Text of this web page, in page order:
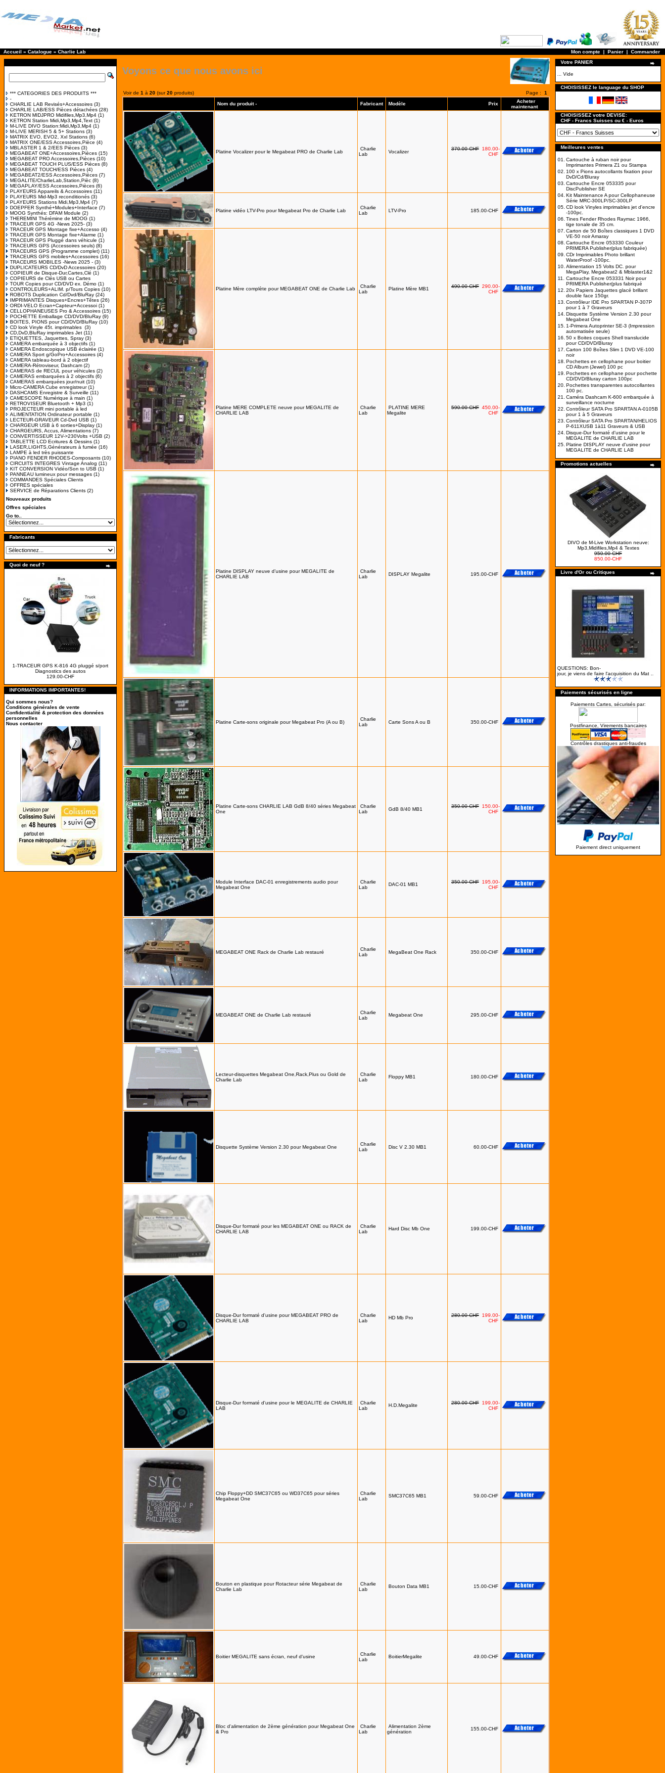
Accueil » Catalogue » Charlie Lab Mon compte | Panier | Commander
*** CATEGORIES DES PRODUITS ***
-
CHARLIE LAB Revisés+Accessoires (3)
CHARLIE LAB/ESS Pièces détachées (28)
KETRON MIDJPRO Midifiles,Mp3,Mp4 (1)
KETRON Station Midi,Mp3,Mp4,Text (1)
M-LIVE DIVO Station:Midi,Mp3,Mp4 (1)
M-LIVE MERISH 5 & 5+ Stations (3)
MATRIX EVO, EVO2, Xxl Stations (6)
MATRIX ONE/ESS Accessoires,Pièce (4)
MBLASTER 1 & 2/EES Pièces (3)
MEGABEAT ONE+Accessoires,Pièces (15)
MEGABEAT PRO Accessoires,Pièces (10)
MEGABEAT TOUCH PLUS/ESS Pièces (8)
MEGABEAT TOUCH/ESS Pièces (4)
MEGABEAT2/ESS Accessoires,Pièces (7)
MEGALITE/CharlieLab,Station,Pièc (8)
MEGAPLAY/ESS Accessoires,Pièces (6)
PLAYEURS Appareils & Accessoires (11)
PLAYEURS Mid-Mp3 reconditionés (3)
PLAYEURS Stations Midi,Mp3,Mp4 (7)
DOEPFER Synthé+Modules+Interface (7)
MOOG Synthés: DFAM Module (2)
THEREMINI Thérémine de MOOG (1)
TRACEUR GPS 4G -News 2025- (3)
TRACEUR GPS Montage fixe+Accesso (4)
TRACEUR GPS Montage fixe+Alarme (1)
TRACEUR GPS Pluggé dans véhicule (1)
TRACEURS GPS (Accessoires seuls) (8)
TRACEURS GPS (Programme complet) (11)
TRACEURS GPS mobiles+Accessoires (16)
TRACEURS MOBILES -News 2025 - (3)
DUPLICATEURS CD/DvD Accessoires (20)
COPIEUR de Disque-Dur,Cartes,Clé (1)
COPIEURS de Clés USB ou Cartes
TOUR Copies pour CD/DVD ex. Démo (1)
CONTROLEURS+ALIM. p/Tours Copies (10)
ROBOTS Duplication Cd/Dvd/BluRay (24)
IMPRIMANTES Disques+Encres+Têtes (26)
ORDI-VELO Ecran+Capteur+Accessoi (1)
CELLOPHANEUSES Pro & Accessoires (15)
POCHETTE Emballage CD/DVD/BluRay (9)
BOITES, PIONS pour CD/DVD/BluRay (10)
CD look Vinyle 45t. imprimables (3)
CD,DvD,BluRay imprimables Jet (11)
ETIQUETTES, Jaquettes, Spray (3)
CAMERA embarquée à 3 objectifs (1)
CAMERA Endoscopique USB éclairée (1)
CAMERA Sport g/GoPro+Accessoires (4)
CAMERA tableau-bord à 2 objectif
CAMERA-Rétroviseur, Dashcam (2)
CAMERAS de RECUL pour véhicules (2)
CAMERAS embarquées à 2 objectifs (6)
CAMERAS embarquées jour/nuit (10)
Micro-CAMERA Cube enregistreur(1)
DASHCAMS Enregistre & Surveille (11)
CAMESCOPE Numérique à main (1)
RETROVISEUR Bluetooth + Mp3 (1)
PROJECTEUR mini portable à led
ALIMENTATION Ordinateur portable (1)
LECTEUR-GRAVEUR Cd-Dvd USB (1)
CHARGEUR USB à 6 sorties+Display (1)
CHARGEURS, Accus, Alimentations (7)
CONVERTISSEUR 12V->230Volts +USB (2)
TABLETTE LCD Ecritures & Dessins (1)
LASER,LIGHTS,Générateurs à fumée (16)
LAMPE à led très puissante
PIANO FENDER RHODES-Composants (10)
CIRCUITS INTEGRES Vintage Analog (11)
KIT CONVERSION Vidéo/Son to USB (1)
PANNEAU lumineux pour messages (1)
COMMANDES Spéciales Clients
OFFRES spéciales
SERVICE de Réparations Clients (2)
Nouveaux produits
Offres spéciales
Go to..
Fabricants
Quoi de neuf ?
1-TRACEUR GPS K-816 4G pluggé s/port
Diagnostics des autos
129.00-CHF
INFORMATIONS IMPORTANTES!
Qui sommes nous?
Conditions générales de vente
Confidentialité & protection des données
personnelles
Nous contacter
Voyons ce que nous avons ici
Voir de 1 à 20 (sur20 produits) Page : 1
Nom du produit -
Fabricant Modèle Prix
Acheter
maintenant
Platine Vocalizer pour le Megabeat PRO de Charlie Lab
Charlie
Lab
Vocalizer
370.00-CHF
180.00-
CHF
Platine vidéo LTV-Pro pour Megabeat Pro de Charlie Lab
Charlie
Lab
LTV-Pro 185.00-CHF
Platine Mère complète pour MEGABEAT ONE de Charlie Lab
Charlie
Lab
Platine Mère MB1 490.00-CHF 290.00-
CHF
Platine MERE COMPLETE neuve pour MEGALITE de
CHARLIE LAB
Charlie
Lab
PLATINE MERE
Megalite
590.00-CHF 450.00-
CHF
Platine DISPLAY neuve d'usine pour MEGALITE de
CHARLIE LAB
Charlie
Lab
DISPLAY Megalite 195.00-CHF
Platine Carte-sons originale pour Megabeat Pro (A ou B)
Charlie
Lab
Carte Sons A ou B 350.00-CHF
Platine Carte-sons CHARLIE LAB GdB 8/40 séries Megabeat
One
Charlie
Lab
GdB 8/40 MB1
350.00-CHF
150.00-
CHF
Module Interface DAC-01 enregistrements audio pour
Megabeat One
Charlie
Lab
DAC-01 MB1 350.00-CHF
195.00-
CHF
MEGABEAT ONE Rack de Charlie Lab restauré
Charlie
Lab
MegaBeat One Rack 350.00-CHF
MEGABEAT ONE de Charlie Lab restauré
Charlie
Lab
Megabeat One 295.00-CHF
Lecteur-disquettes Megabeat One,Rack,Plus ou Gold de
Charlie Lab
Charlie
Lab
Floppy MB1 180.00-CHF
Disquette Système Version 2.30 pour Megabeat One
Charlie
Lab
Disc V 2.30 MB1 60.00-CHF
Disque-Dur formaté pour les MEGABEAT ONE ou RACK de
CHARLIE LAB
Charlie
Lab
Hard Disc Mb One 199.00-CHF
Disque-Dur formaté d'usine pour MEGABEAT PRO de
CHARLIE LAB
Charlie
Lab
HD Mb Pro 280.00-CHF
199.00-
CHF
Disque-Dur formaté d'usine pour le MEGALITE de CHARLIE
LAB
Charlie
Lab
H.D.Megalite 280.00-CHF
199.00-
CHF
Chip Floppy+DD SMC37C65 ou WD37C65 pour séries
Megabeat One
Charlie
Lab
SMC37C65 MB1 59.00-CHF
Bouton en plastique pour Rotacteur série Megabeat de
Charlie Lab
Charlie
Lab
Bouton Data MB1 15.00-CHF
Boitier MEGALITE sans écran, neuf d'usine
Charlie
Lab
BoitierMegalite 49.00-CHF
Bloc d'alimentation de 2ème génération pour Megabeat One
& Pro
Charlie
Lab
Alimentation 2ème
génération
155.00-CHF
Votre PANIER
... Vide
CHOISISSEZ le language du SHOP
CHOISISSEZ votre DEVISE:
CHF - Francs Suisses ou € - Euros
Meilleures ventes
01.
Cartouche à ruban noir pour
Imprimantes Primera Z1 ou Stampa
02.
100 x Pions autocollants fixation pour
DvD/Cd/Bluray
03. Cartouche Encre 053335 pour
DiscPublisher SE
04. Kit Maintenance A pour Cellophaneuse
Série MRC-300LP/SC-300LP
05. CD look Vinyles imprimables jet d'encre
-100pc.
06. Tines Fender Rhodes Raymac 1966,
tige tonale de 35 cm.
07. Carton de 50 Boîtes classiques 1 DVD
VE-50 noir Amaray
08. Cartouche Encre 053330 Couleur
PRIMERA Publisher(plus fabriquée)
09. CDr Imprimables Photo brillant
WaterProof -100pc.
10. Alimentation 15 Volts DC. pour
MegaPlay, Megabeat2 & Mblaster1&2
11.
Cartouche Encre 053331 Noir pour
PRIMERA Publisher(plus fabriqué
12. 20x Papiers Jaquettes glacé brillant
double face 150gr.
13. Contrôleur IDE Pro SPARTAN P-307P
pour 1 à 7 Graveurs
14. Disquette Système Version 2.30 pour
Megabeat One
15. 1-Primera Autoprinter SE-3 (Impression
automatisée seule)
16. 50 x Boites coques Shell translucide
pour CD/DVD/Bluray
17. Carton 100 Boîtes Slim 1 DVD VE-100
noir
18. Pochettes en cellophane pour boitier
CD Album (Jewel) 100 pc
19. Pochettes en cellophane pour pochette
CD/DVD/Bluray carton 100pc
20. Pochettes transparentes autocollantes
100 pc.
21.
Caméra Dashcam K-600 embarquée à
surveillance nocturne
22. Contrôleur SATA Pro SPARTAN A-0105B
pour 1 à 5 Graveurs
23. Contrôleur SATA Pro SPARTAN/HELIOS
P-611XUSB 1à11 Graveurs & USB
24. Disque-Dur formaté d'usine pour le
MEGALITE de CHARLIE LAB
25. Platine DISPLAY neuve d'usine pour
MEGALITE de CHARLIE LAB
Promotions actuelles
DIVO de M-Live Workstation neuve:
Mp3,Midifiles,Mp4 & Textes
950.00-CHF
850.00-CHF
Livre d'Or ou Critiques
QUESTIONS: Bon-
jour, je viens de faire l'acquisition du Mat ..
Paiements sécurisés en ligne
Paiements Cartes, sécurisés par:
Postfinance, Virements bancaires
Contrôles drastiques anti-fraudes
Paiement direct uniquement